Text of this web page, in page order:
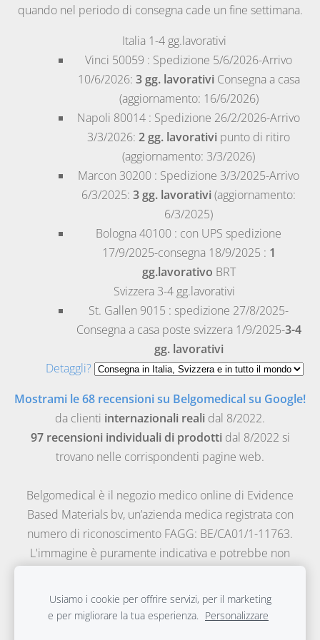
quando nel periodo di consegna cade un fine settimana.
Italia 1-4 gg.lavorativi
Vinci 50059 : Spedizione 5/6/2026-Arrivo
10/6/2026: 3 gg. lavorativi Consegna a casa
(aggiornamento: 16/6/2026)
Napoli 80014 : Spedizione 26/2/2026-Arrivo
3/3/2026: 2 gg. lavorativi punto di ritiro
(aggiornamento: 3/3/2026)
Marcon 30200 : Spedizione 3/3/2025-Arrivo
6/3/2025: 3 gg. lavorativi (aggiornamento:
6/3/2025)
Bologna40100 : con UPS spedizione
17/9/2025-consegna 18/9/2025 : 1
gg.lavorativo BRT
Svizzera 3-4 gg.lavorativi
St. Gallen 9015 : spedizione 27/8/2025-
Consegna a casa poste svizzera 1/9/2025-3-4
gg. lavorativi
Detaggli?
Mostrami le 68 recensioni su Belgomedical su Google!
da clienti internazionali reali dal 8/2022.
97 recensioni individuali di prodotti dal 8/2022 si
trovano nelle corrispondenti pagine web.
Belgomedical è il negozio medico online di Evidence
Based Materials bv, un’azienda medica registrata con
numero di riconoscimento FAGG: BE/CA01/1-11763.
L'immagine è puramente indicativa e potrebbe non
Precauzione: le informazioni qui sopra riportare hanno
uno scopo puramente informativo: chiedere sempre il
Usiamo i cookie per offrire servizi, per il marketing
e per migliorare la tua esperienza. Personalizzare